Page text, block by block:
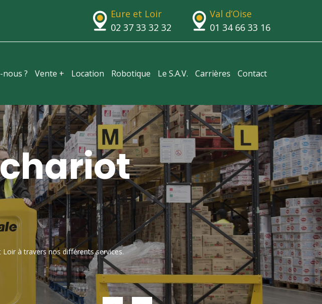
Eure et Loir
02 37 33 32 32
Val d’Oise
01 34 66 33 16
nous ? Vente + Location Robotique Le S.A.V. Carrières Contact
Loir à travers nos différents services.